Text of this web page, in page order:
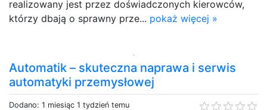
realizowany jest przez doświadczonych kierowców,
którzy dbają o sprawny prze... pokaż więcej »
Automatik – skuteczna naprawa i serwis
automatyki przemysłowej
Dodano: 1 miesiąc 1 tydzień temu